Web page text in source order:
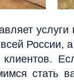
услуги
России,
стать